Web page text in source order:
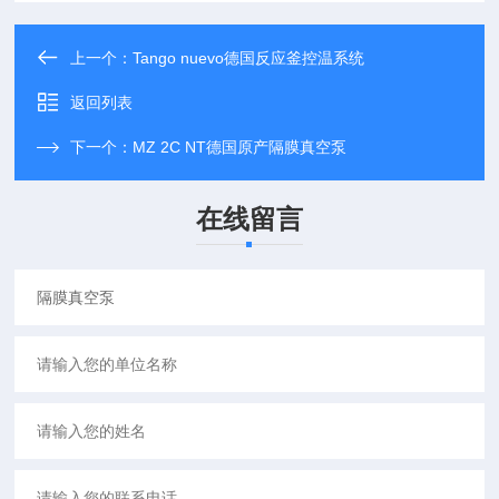
上一个：Tango nuevo德国反应釜控温系统
返回列表
下一个： MZ 2C NT德国原产隔膜真空泵
在线留言